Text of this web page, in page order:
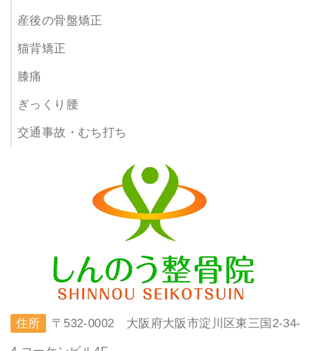
産後の骨盤矯正
猫背矯正
膝痛
ぎっくり腰
交通事故・むち打ち
住所 〒532-0002 大阪府大阪市淀川区東三国2-34-